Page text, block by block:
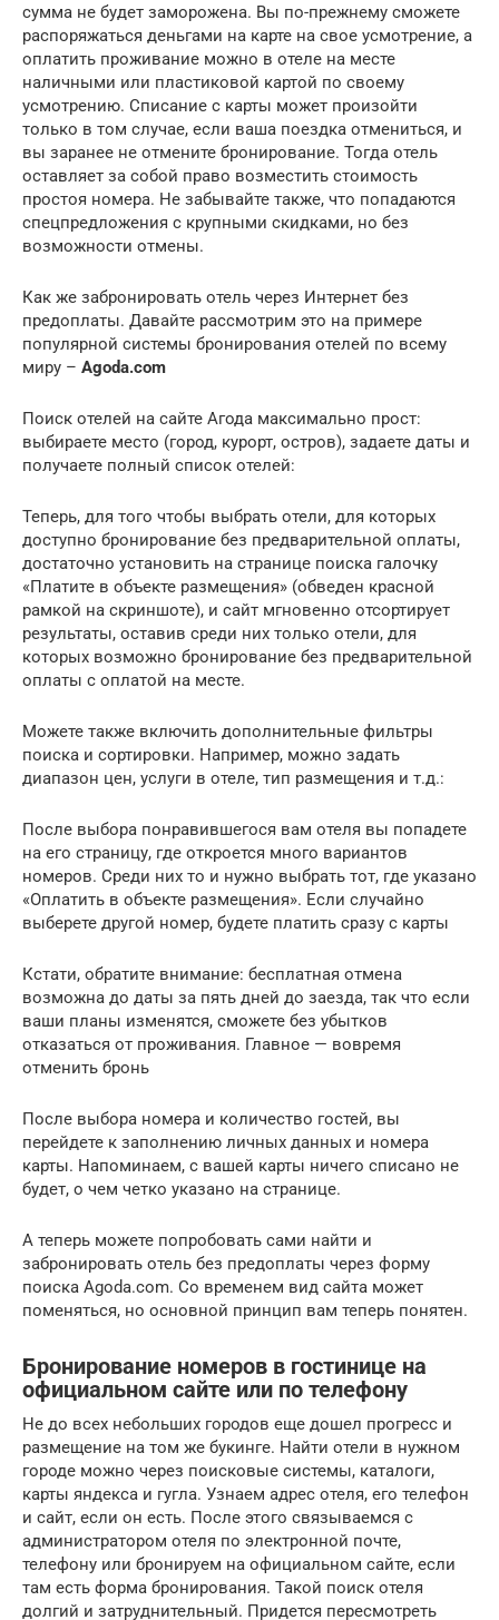
сумма не будет заморожена. Вы по-прежнему сможете
распоряжаться деньгами на карте на свое усмотрение, а
оплатить проживание можно в отеле на месте
наличными или пластиковой картой по своему
усмотрению. Списание с карты может произойти
только в том случае, если ваша поездка отмениться, и
вы заранее не отмените бронирование. Тогда отель
оставляет за собой право возместить стоимость
простоя номера. Не забывайте также, что попадаются
спецпредложения с крупными скидками, но без
возможности отмены.
Как же забронировать отель через Интернет без
предоплаты. Давайте рассмотрим это на примере
популярной системы бронирования отелей по всему
миру – Agoda.com
Поиск отелей на сайте Агода максимально прост:
выбираете место (город, курорт, остров), задаете даты и
получаете полный список отелей:
Теперь, для того чтобы выбрать отели, для которых
доступно бронирование без предварительной оплаты,
достаточно установить на странице поиска галочку
«Платите в объекте размещения» (обведен красной
рамкой на скриншоте), и сайт мгновенно отсортирует
результаты, оставив среди них только отели, для
которых возможно бронирование без предварительной
оплаты с оплатой на месте.
Можете также включить дополнительные фильтры
поиска и сортировки. Например, можно задать
диапазон цен, услуги в отеле, тип размещения и т.д.:
После выбора понравившегося вам отеля вы попадете
на его страницу, где откроется много вариантов
номеров. Среди них то и нужно выбрать тот, где указано
«Оплатить в объекте размещения». Если случайно
выберете другой номер, будете платить сразу с карты
Кстати, обратите внимание: бесплатная отмена
возможна до даты за пять дней до заезда, так что если
ваши планы изменятся, сможете без убытков
отказаться от проживания. Главное — вовремя
отменить бронь
После выбора номера и количество гостей, вы
перейдете к заполнению личных данных и номера
карты. Напоминаем, с вашей карты ничего списано не
будет, о чем четко указано на странице.
А теперь можете попробовать сами найти и
забронировать отель без предоплаты через форму
поиска Agoda.com. Со временем вид сайта может
поменяться, но основной принцип вам теперь понятен.
Бронирование номеров в гостинице на
официальном сайте или по телефону
Не до всех небольших городов еще дошел прогресс и
размещение на том же букинге. Найти отели в нужном
городе можно через поисковые системы, каталоги,
карты яндекса и гугла. Узнаем адрес отеля, его телефон
и сайт, если он есть. После этого связываемся с
администратором отеля по электронной почте,
телефону или бронируем на официальном сайте, если
там есть форма бронирования. Такой поиск отеля
долгий и затруднительный. Придется пересмотреть